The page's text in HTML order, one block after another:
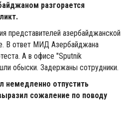
разгорается
представителей азербайджанской
В ответ МИД Азербайджана
А в офисе "Sputnik
обыски. Задержаны сотрудники.
немедленно отпустить
сожаление по поводу